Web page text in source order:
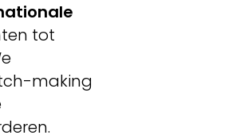
tot
making